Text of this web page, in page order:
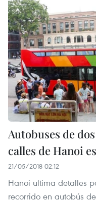
Autobuses de
calles de Hanoi
21/05/2018 02:12
Hanoi ultima detalles
recorrido en autobús